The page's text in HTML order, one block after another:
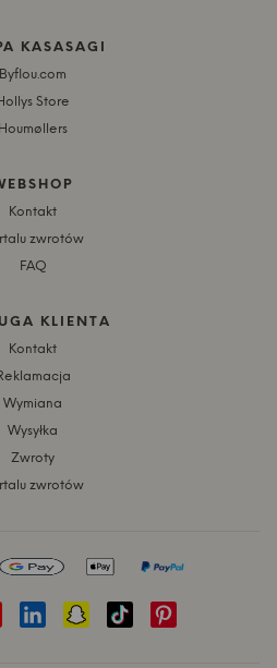
KASASAGI
Byflou.com
Store
Houmøllers
Kontakt
zwrotów
FAQ
KLIENTA
Kontakt
Wymiana
Wysyłka
Zwroty
zwrotów